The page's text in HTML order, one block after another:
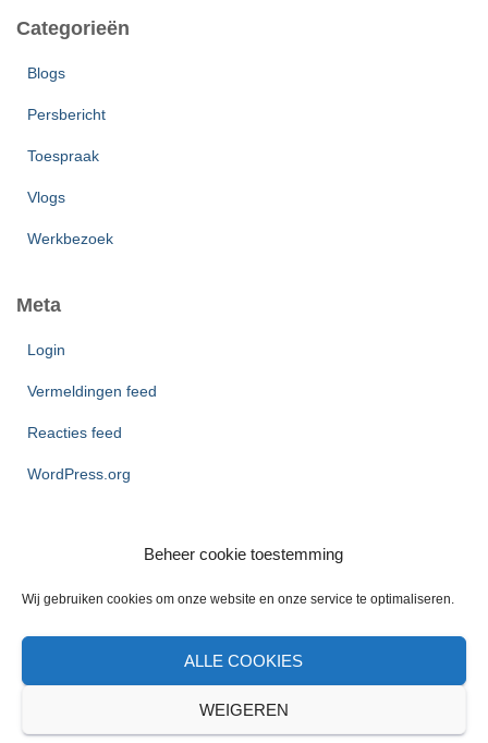
Beheer cookie toestemming
Wij gebruiken cookies om onze website en onze service te optimaliseren.
ALLE COOKIES
WEIGEREN
Categorieën
Blogs
Persbericht
Toespraak
Vlogs
Werkbezoek
Meta
Login
Vermeldingen feed
Reacties feed
WordPress.org
COOKIE BELEID
Hestia | Ontwikkeld door